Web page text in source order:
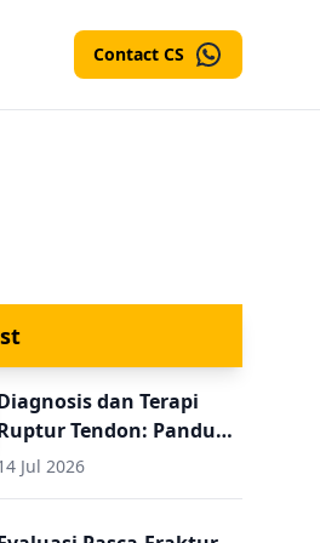
Contact CS
dan Terapi
Tendon: Panduan
Pasca
Jul 2026